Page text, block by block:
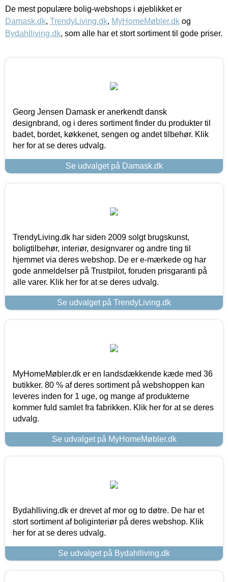
De mest populære bolig-webshops i øjeblikket er
Damask.dk, TrendyLiving.dk, MyHomeMøbler.dk og
Bydahlliving.dk, som alle har et stort sortiment til gode priser.
Georg Jensen Damask er anerkendt dansk
designbrand, og i deres sortiment finder du produkter til
badet, bordet, køkkenet, sengen og andet tilbehør. Klik
her for at se deres udvalg.
Se udvalget på Damask.dk
TrendyLiving.dk har siden 2009 solgt brugskunst,
boligtilbehør, interiør, designvarer og andre ting til
hjemmet via deres webshop. De er e-mærkede og har
gode anmeldelser på Trustpilot, foruden prisgaranti på
alle varer. Klik her for at se deres udvalg.
Se udvalget på TrendyLiving.dk
MyHomeMøbler.dk er en landsdækkende kæde med 36
butikker. 80 % af deres sortiment på webshoppen kan
leveres inden for 1 uge, og mange af produkterne
kommer fuld samlet fra fabrikken. Klik her for at se deres
udvalg.
Se udvalget på MyHomeMøbler.dk
Bydahlliving.dk er drevet af mor og to døtre. De har et
stort sortiment af boliginteriør på deres webshop. Klik
her for at se deres udvalg.
Se udvalget på Bydahlliving.dk